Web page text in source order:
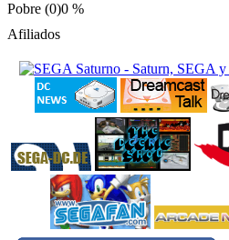
Pobre (0)0 %
Afiliados